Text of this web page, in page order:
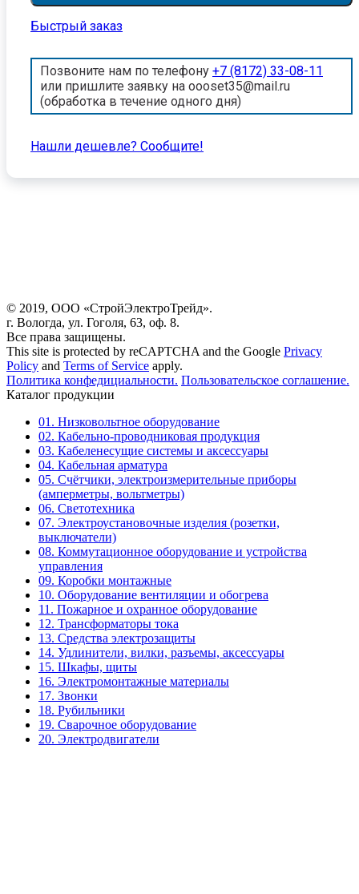
Быстрый заказ
Позвоните нам по телефону +7 (8172) 33-08-11
или пришлите заявку на oooset35@mail.ru
(обработка в течение одного дня)
Нашли дешевле? Cообщите!
© 2019, ООО «СтройЭлектроТрейд».
г. Вологда, ул. Гоголя, 63, оф. 8.
Все права защищены.
This site is protected by reCAPTCHA and the Google Privacy
Policy and Terms of Service apply.
Политика конфедициальности. Пользовательское соглашение.
Каталог продукции
01. Низковольтное оборудование
02. Кабельно-проводниковая продукция
03. Кабеленесущие системы и аксессуары
04. Кабельная арматура
05. Счётчики, электроизмерительные приборы
(амперметры, вольтметры)
06. Светотехника
07. Электроустановочные изделия (розетки,
выключатели)
08. Коммутационное оборудование и устройства
управления
09. Коробки монтажные
10. Оборудование вентиляции и обогрева
11. Пожарное и охранное оборудование
12. Трансформаторы тока
13. Средства электрозащиты
14. Удлинители, вилки, разъемы, аксессуары
15. Шкафы, щиты
16. Электромонтажные материалы
17. Звонки
18. Рубильники
19. Сварочное оборудование
20. Электродвигатели